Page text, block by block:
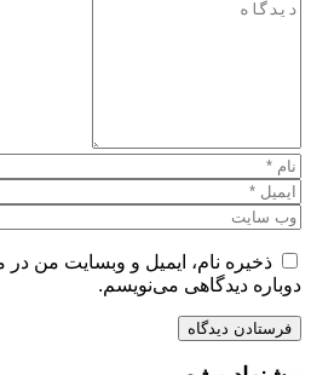
ذخیره نام، ایمیل و وبسایت من
دوباره دیدگاهی می‌نویسم.